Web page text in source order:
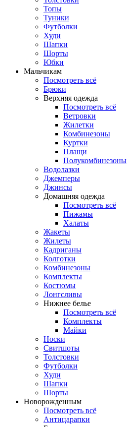
Топы
Туники
Футболки
Худи
Шапки
Шорты
Юбки
Мальчикам
Посмотреть всё
Брюки
Верхняя одежда
Посмотреть всё
Ветровки
Жилетки
Комбинезоны
Куртки
Плащи
Полукомбинезоны
Водолазки
Джемперы
Джинсы
Домашняя одежда
Посмотреть всё
Пижамы
Халаты
Жакеты
Жилеты
Кадриганы
Колготки
Комбинезоны
Комплекты
Костюмы
Лонгсливы
Нижнее белье
Посмотреть всё
Комплекты
Майки
Носки
Свитшоты
Толстовки
Футболки
Худи
Шапки
Шорты
Новорожденным
Посмотреть всё
Антицарапки